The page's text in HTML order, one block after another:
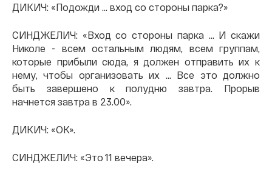
ДИКИЧ: «Подожди ... вход со стороны парка?»
СИНДЖЕЛИЧ: «Вход со стороны парка ... И скажи
Николе - всем остальным людям, всем группам,
которые прибыли сюда, я должен отправить их к
нему, чтобы организовать их ... Все это должно
быть завершено к полудню завтра. Прорыв
начнется завтра в 23.00».
ДИКИЧ: «ОК».
СИНДЖЕЛИЧ: «Это 11 вечера».